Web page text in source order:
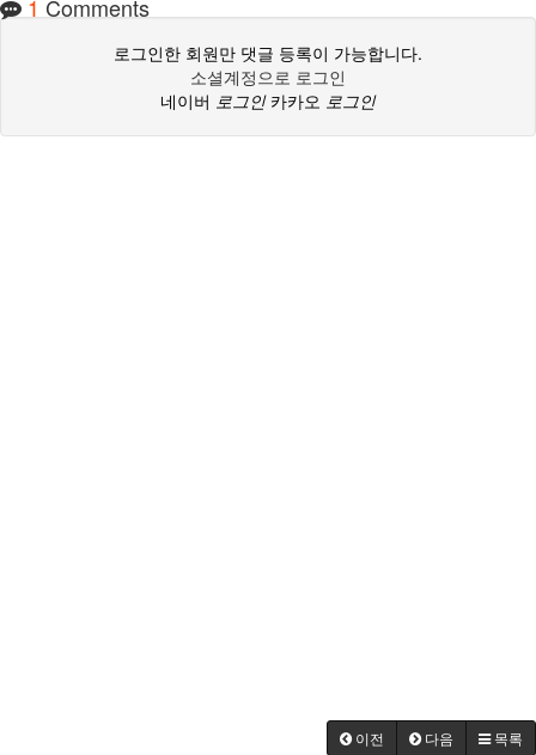
1 Comments
로그인한 회원만 댓글 등록이 가능합니다.
소셜계정으로 로그인
네이버 로그인 카카오 로그인
이전 다음 목록